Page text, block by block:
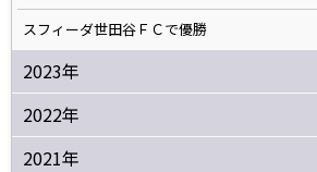
スフィーダ世田谷ＦＣで優勝
2023年
2022年
2021年